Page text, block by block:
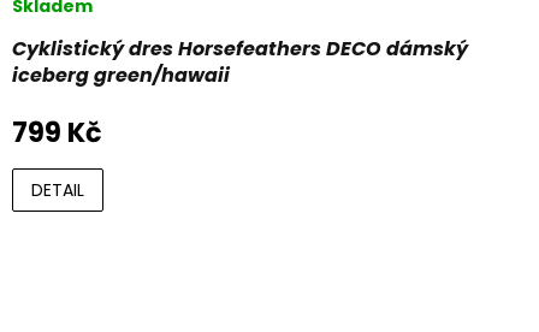
Cyklistický dres Horsefeathers DECO dámský
iceberg green/hawaii
Skladem
799 Kč
DETAIL